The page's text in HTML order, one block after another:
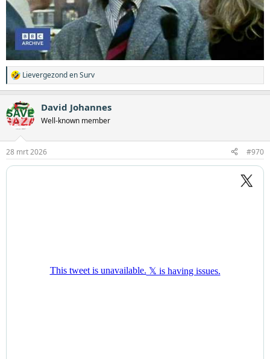
W
a
r
d
e
n
g
LievergezondenSurv
David Johannes
Well-known member
28 mrt 2026 #970